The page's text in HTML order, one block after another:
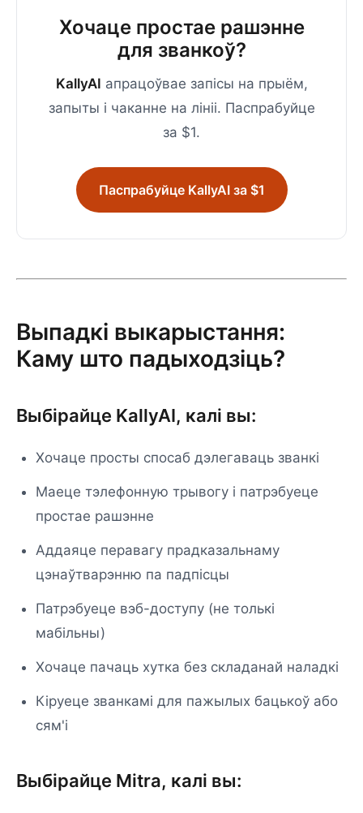
Хочаце простае рашэнне
для званкоў?
KallyAI апрацоўвае запісы на прыём,
запыты і чаканне на лініі. Паспрабуйце
за $1.
Паспрабуйце KallyAI за $1
Выпадкі выкарыстання:
Каму што падыходзіць?
Выбірайце KallyAI, калі вы:
Хочаце просты спосаб дэлегаваць званкі
Маеце тэлефонную трывогу і патрэбуеце
простае рашэнне
Аддаяце перавагу прадказальнаму
цэнаўтварэнню па падпісцы
Патрэбуеце вэб-доступу (не толькі
мабільны)
Хочаце пачаць хутка без складанай наладкі
Кіруеце званкамі для пажылых бацькоў або
сям'і
Выбірайце Mitra, калі вы: